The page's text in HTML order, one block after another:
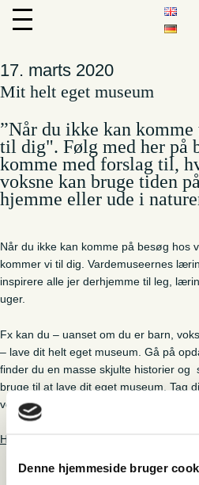
Denne hjemmeside bruger
17. marts 2020
Mit helt eget museum
”Når du ikke kan
til dig". Følg med her på
komme med forslag til,
voksne kan bruge tiden
hjemme eller ude i
Når du ikke kan komme på besøg hos
kommer vi til dig. Vardemuseernes
inspirere alle jer derhjemme til leg,
uger.
Fx kan du – uanset om du er barn,
– lave dit helt eget museum. Gå på
finder du en masse skjulte historier og
bruge til at lave dit eget museum. Tag
vejledningen til at lave dit helt eget
Hent vejledningen lige her